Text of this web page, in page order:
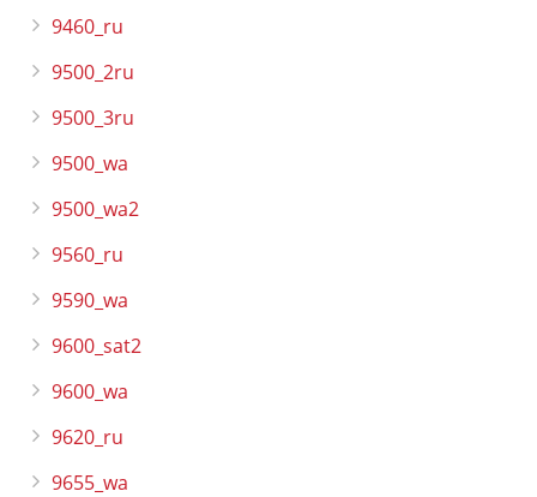
9460_ru
9500_2ru
9500_3ru
9500_wa
9500_wa2
9560_ru
9590_wa
9600_sat2
9600_wa
9620_ru
9655_wa